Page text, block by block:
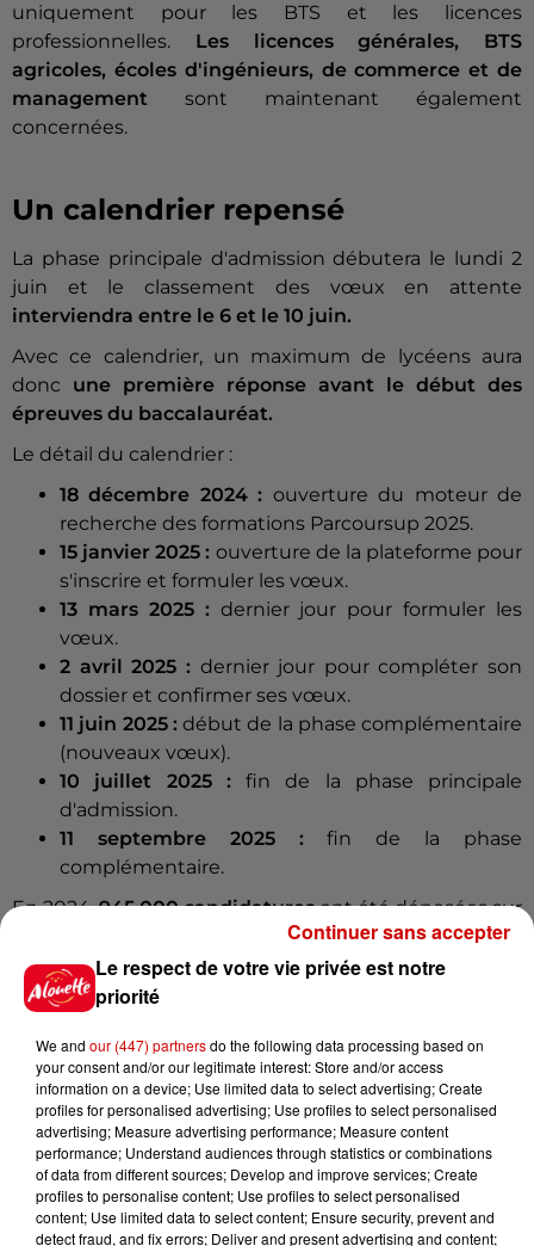
uniquement pour les BTS et les licences
professionnelles. Les licences générales, BTS
agricoles, écoles d'ingénieurs, de commerce et de
management sont maintenant également
concernées.
Un calendrier repensé
La phase principale d'admission débutera le lundi 2
juin et le classement des vœux en attente
interviendra entre le 6 et le 10 juin.
Avec ce calendrier, un maximum de lycéens aura
donc une première réponse avant le début des
épreuves du baccalauréat.
Le détail du calendrier :
18 décembre 2024 : ouverture du moteur de
recherche des formations Parcoursup 2025.
15 janvier 2025 : ouverture de la plateforme pour
s'inscrire et formuler les vœux.
13 mars 2025 : dernier jour pour formuler les
vœux.
2 avril 2025 : dernier jour pour compléter son
dossier et confirmer ses vœux.
11 juin 2025 : début de la phase complémentaire
(nouveaux vœux).
10 juillet 2025 : fin de la phase principale
d'admission.
11 septembre 2025 : fin de la phase
complémentaire.
En 2024,945 000 candidaturesont été déposées sur
Infos Voir plus
6 août 2026
Un homme décède après une
noyade dans le Finistère
6 août 2026
Vendre un chiot en animalerie
Le respect de votre vie privée est notre
priorité
We and our (447) partnersdo the following data processing based on
your consent and/or our legitimate interest: Store and/or access
information on a device; Use limited data to select advertising; Create
profiles for personalised advertising; Use profiles to select personalised
advertising; Measure advertising performance; Measure content
performance; Understand audiences through statistics or combinations
of data from different sources; Develop and improve services; Create
profiles to personalise content; Use profiles to select personalised
content; Use limited data to select content; Ensure security, prevent and
detect fraud, and fix errors; Deliver and present advertising and content;
Continuer sans accepter